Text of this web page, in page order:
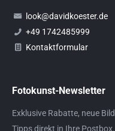
look@davidkoester.de
+49 1742485999
Kontaktformular
Fotokunst-Newsletter
Exklusive Rabatte, neue
Tipps direkt in Ihre